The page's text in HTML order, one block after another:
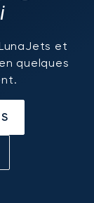
et
quelques